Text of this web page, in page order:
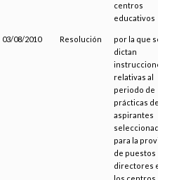
centros
educativos
03/08/2010 Resolución
por la que se
dictan
instrucciones
relativas al
periodo de
prácticas de los
aspirantes
seleccionados
para la provisión
de puestos de
directores en